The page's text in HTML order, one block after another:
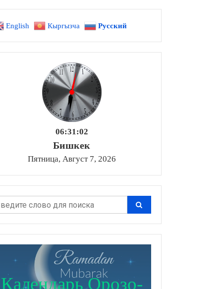
English Кыргызча Русский
06:31:04
Бишкек
Пятница, Август 7, 2026
Календарь Орозо-